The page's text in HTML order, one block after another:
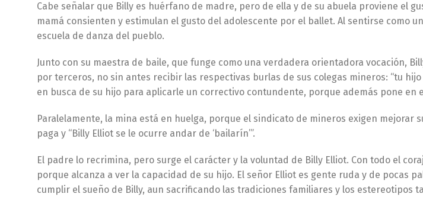
Cabe señalar que Billy es huérfano de madre, pero de ella y de su abuela proviene el
mamá consienten y estimulan el gusto del adolescente por el ballet. Al sentirse como
escuela de danza del pueblo.
Junto con su maestra de baile, que funge como una verdadera orientadora vocación,
por terceros, no sin antes recibir las respectivas burlas de sus colegas mineros: “tu
en busca de su hijo para aplicarle un correctivo contundente, porque además pone en
Paralelamente, la mina está en huelga, porque el sindicato de mineros exigen
paga y “Billy Elliot se le ocurre andar de ‘bailarín’”.
El padre lo recrimina, pero surge el carácter y la voluntad de Billy Elliot. Con todo el
porque alcanza a ver la capacidad de su hijo. El señor Elliot es gente ruda y de pocas
cumplir el sueño de Billy, aun sacrificando las tradiciones familiares y los estereotipos